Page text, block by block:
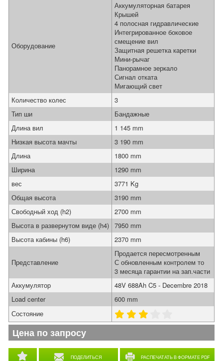
ПОДЕЛИТЬСЯ РАСПЕЧАТАТЬ В ФОРМАТЕ PDF
Оборудование
Аккумуляторная батарея
Крышей
4 полосная гидравлические
Интегрированное боковое
смещение вил
Защитная решетка каретки
Мини-рычаг
Панорамное зеркало
Сигнал отката
Мигающий свет
Количество колес
3
Тип ши
Бандажные
Длина вил
1 145 mm
Низкая высота мачты
3 190 mm
Длина
1800 mm
Ширина
1290 mm
вес
3771 Kg
Общая высота
3190 mm
Свободный ход (h2)
2700 mm
Высота в развернутом виде (h4) 7950 mm
Высота кабины (h6)
2370 mm
Представление
Продается пересмотренным
С обновленным контролем то
3 месяца гарантии на зап.части
Аккумулятор
48V 688Ah C5 - Decembre 2018
Load center
600 mm
Состояние
Цена по запросу